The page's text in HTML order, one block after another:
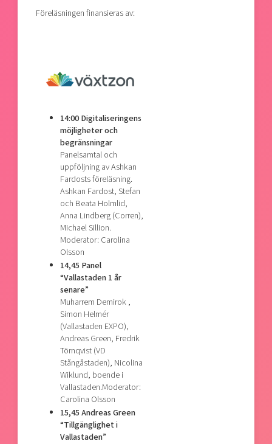
Föreläsningen finansieras av:
14:00 Digitaliseringens
möjligheter och
begränsningar
Panelsamtal och
uppföljning av Ashkan
Fardosts föreläsning.
Ashkan Fardost, Stefan
och Beata Holmlid,
Anna Lindberg (Corren),
Michael Sillion.
Moderator: Carolina
Olsson
14,45 Panel
“Vallastaden 1 år
senare”
Muharrem Demirok ,
Simon Helmér
(Vallastaden EXPO),
Andreas Green, Fredrik
Törnqvist (VD
Stångåstaden), Nicolina
Wiklund, boende i
Vallastaden.Moderator:
Carolina Olsson
15,45 Andreas Green
“Tillgänglighet i
Vallastaden”